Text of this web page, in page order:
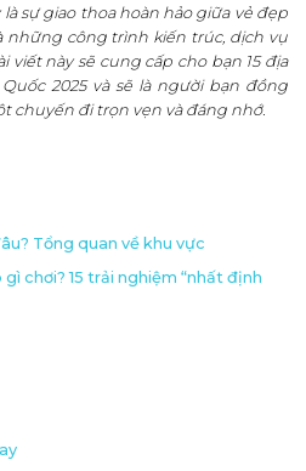
sự giao thoa hoàn hảo giữa vẻ đẹp
những công trình kiến trúc, dịch vụ
viết này sẽ cung cấp cho bạn 15 địa
2025 và sẽ là người bạn đồng
chuyến đi trọn vẹn và đáng nhớ.
Tổng quan về khu vực
chơi? 15 trải nghiệm “nhất định